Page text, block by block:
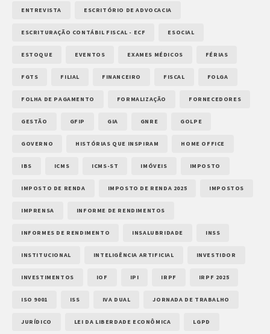
ENTREVISTA ESCRITÓRIO DE ADVOCACIA
ESCRITURAÇÃO CONTÁBIL FISCAL - ECF ESOCIAL
ESTOQUE EVENTOS EXAMES MÉDICOS FÉRIAS
FGTS FILIAL FINANCEIRO FISCAL FOLGA
FOLHA DE PAGAMENTO FORMALIZAÇÃO FORNECEDORES
GESTÃO GFIP GIA GNRE GOLPE
GOVERNO HISTÓRIAS QUE INSPIRAM HOME OFFICE
IBS ICMS ICMS-ST IMÓVEIS IMPOSTO
IMPOSTO DE RENDA IMPOSTO DE RENDA 2025 IMPOSTOS
IMPRENSA INFORME DE RENDIMENTOS
INFORMES DE RENDIMENTO INSALUBRIDADE INSS
INSTITUCIONAL INTELIGÊNCIA ARTIFICIAL INVESTIDOR
INVESTIMENTOS IOF IPI IRPF IRPF 2025
ISO 9001 ISS IVA DUAL JORNADA DE TRABALHO
JURÍDICO LEI DA LIBERDADE ECONÔMICA LGPD